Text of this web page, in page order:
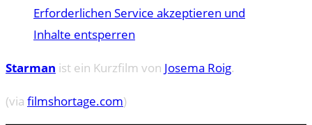
Erforderlichen Service akzeptieren und
Inhalte entsperren
Starman ist ein Kurzfilm von Josema Roig.
(via filmshortage.com)